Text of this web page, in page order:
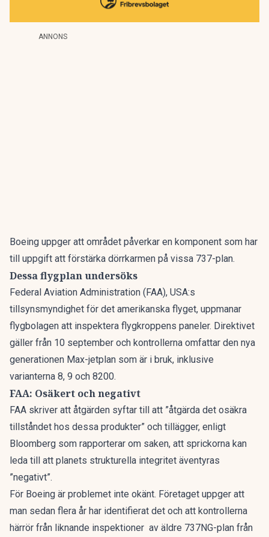
ANNONS
Boeing uppger att området påverkar en komponent som har
till uppgift att förstärka dörrkarmen på vissa 737-plan.
Dessa flygplan undersöks
Federal Aviation Administration (FAA), USA:s
tillsynsmyndighet för det amerikanska flyget, uppmanar
flygbolagen att inspektera flygkroppens paneler. Direktivet
gäller från 10 september och kontrollerna omfattar den nya
generationen Max-jetplan som är i bruk, inklusive
varianterna 8, 9 och 8200.
FAA: Osäkert och negativt
FAA skriver att åtgärden syftar till att ”åtgärda det osäkra
tillståndet hos dessa produkter” och tillägger, enligt
Bloomberg som rapporterar om saken, att sprickorna kan
leda till att planets strukturella integritet äventyras
”negativt”.
För Boeing är problemet inte okänt. Företaget uppger att
man sedan flera år har identifierat det och att kontrollerna
härrör från liknande inspektioner av äldre 737NG-plan från